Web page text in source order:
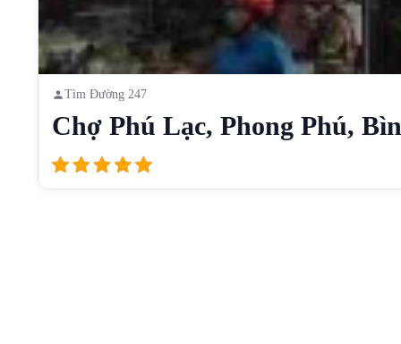
Tìm Đường 247
Chợ Phú Lạc, Phong Phú,